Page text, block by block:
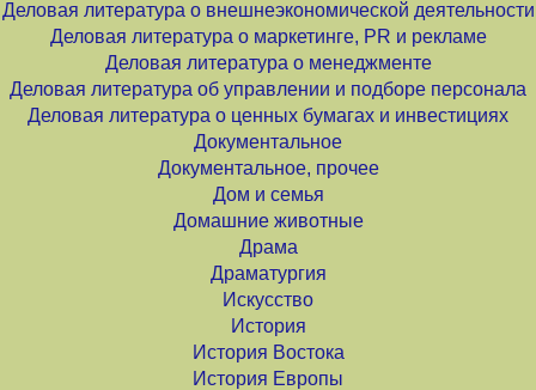
Деловая литература о внешнеэкономической деятельности
Деловая литература о маркетинге, PR и рекламе
Деловая литература о менеджменте
Деловая литература об управлении и подборе персонала
Деловая литература о ценных бумагах и инвестициях
Документальное
Документальное, прочее
Дом и семья
Домашние животные
Драма
Драматургия
Искусство
История
История Востока
История Европы